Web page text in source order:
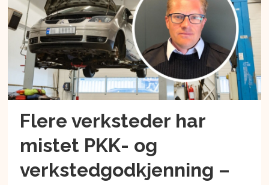
Flere verksteder har
mistet PKK- og
verkstedgodkjenning –